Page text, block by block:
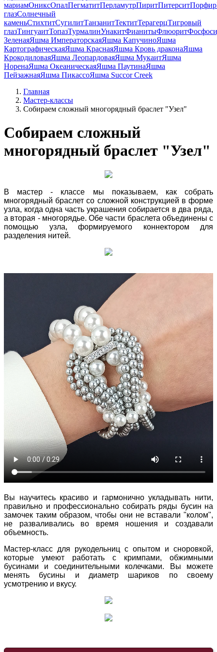
мариамОниксОпалПегматитПерламутрПиритПитерситПорфир
глазСолнечный
каменьСтихтитСугилитТанзанитТектитТерагерцТигровый
глазТингуаитТопазТурмалинУнакитФианитыФлюорит
ЗеленаяЯшма ИмператорскаяЯшма КапучиноЯшма
КартографическаяЯшма КраснаяЯшма Кровь драконаЯшма
КрокодиловаяЯшма ЛеопардоваяЯшма МукаитЯшма
НоренаЯшма ОкеаническаяЯшма ПаутинаЯшма
ПейзажнаяЯшма ПикассоЯшма Succor Creek
Главная
Мастер-классы
Собираем сложный многорядный браслет "Узел"
Собираем сложный
многорядный браслет "Узел"
В мастер - классе мы показываем, как собрать
многорядный браслет со сложной конструкцией в форме
узла, когда одна часть украшения собирается в два ряда,
а вторая - многорядье. Обе части браслета объединены с
помощью узла, формируемого коннектором для
разделения нитей.
Вы научитесь красиво и гармонично укладывать нити,
правильно и профессионально собирать ряды бусин на
замочек таким образом, чтобы они не вставали "колом",
не разваливались во время ношения и создавали
объемность.
Мастер-класс для рукодельниц с опытом и сноровкой,
которые умеют работать с кримпами, обжимными
бусинами и соединительными колечками. Вы можете
менять бусины и диаметр шариков по своему
усмотрению и вкусу.